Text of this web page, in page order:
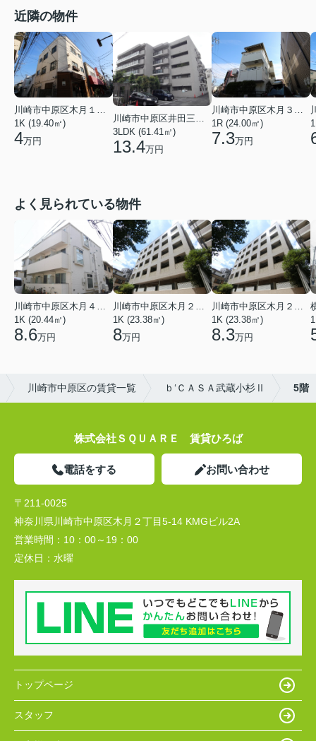
近隣の物件
1K (19.40㎡)
4万円
3LDK (61.41㎡)
13.4万円
1R (24.00㎡)
7.3万円
よく見られている物件
1K (20.44㎡)
8.6万円
1K (23.38㎡)
8万円
1K (23.38㎡)
8.3万円
川崎市中原区の賃貸一覧 ｂ‘ＣＡＳＡ武蔵小杉Ⅱ 5階
株式会社ＳＱＵＡＲＥ 賃貸ひろば
電話をする お問い合わせ
〒211-0025
神奈川県川崎市中原区木月２丁目5-14 KMGビル2A
営業時間： 10：00～19：00
定休日： 水曜
トップページ
スタッフ